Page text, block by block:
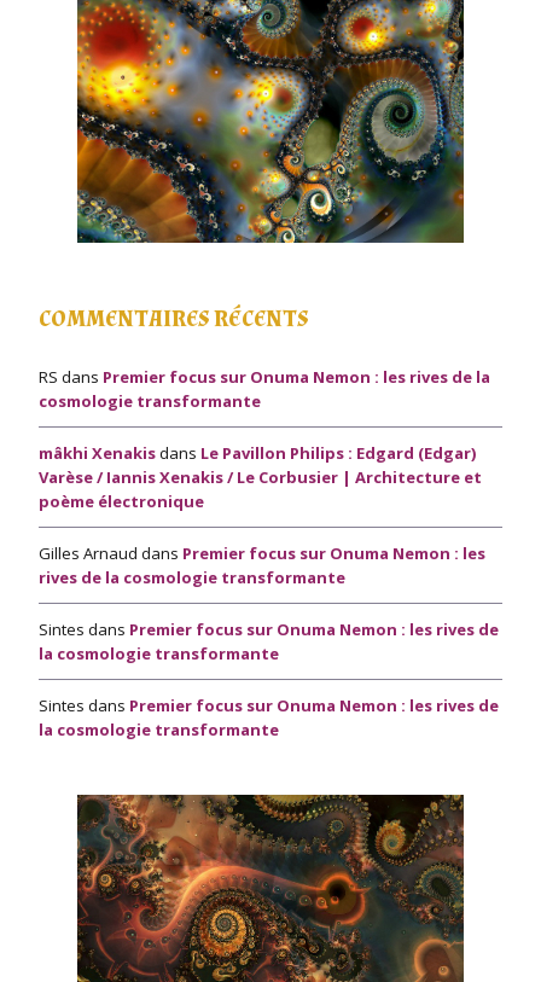
COMMENTAIRES RÉCENTS
RS dans Premier focus sur Onuma Nemon : les rives de la
cosmologie transformante
mâkhi Xenakisdans Le Pavillon Philips : Edgard (Edgar)
Varèse / Iannis Xenakis / Le Corbusier | Architecture et
poème électronique
Gilles Arnaud dans Premier focus sur Onuma Nemon : les
rives de la cosmologie transformante
Sintes dans Premier focus sur Onuma Nemon : les rives de
la cosmologie transformante
Sintes dans Premier focus sur Onuma Nemon : les rives de
la cosmologie transformante